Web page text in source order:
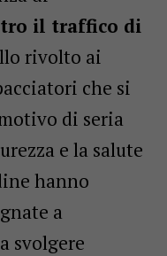
il traffico di
rivolto ai
che si
di seria
e la salute
hanno
a
svolgere